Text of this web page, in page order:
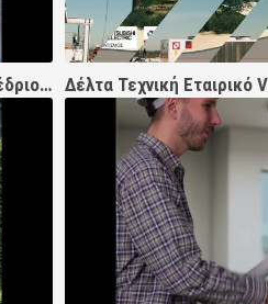
Η Δέλτα Τεχνική Grand Sponsor στο 14ο συνέδριο ΕΣΩ 2026